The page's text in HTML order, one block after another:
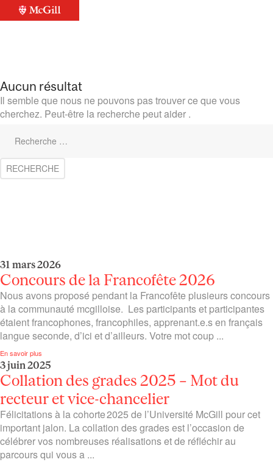
Aucun résultat
Il semble que nous ne pouvons pas trouver ce que vous
cherchez. Peut-être la recherche peut aider .
31 mars 2026
Concours de la Francofête 2026
Nous avons proposé pendant la Francofête plusieurs concours
à la communauté mcgilloise. Les participants et participantes
étaient francophones, francophiles, apprenant.e.s en français
langue seconde, d’ici et d’ailleurs. Votre mot coup ...
En savoir plus
3 juin 2025
Collation des grades 2025 – Mot du
recteur et vice-chancelier
Félicitations à la cohorte 2025 de l’Université McGill pour cet
important jalon. La collation des grades est l’occasion de
célébrer vos nombreuses réalisations et de réfléchir au
parcours qui vous a ...